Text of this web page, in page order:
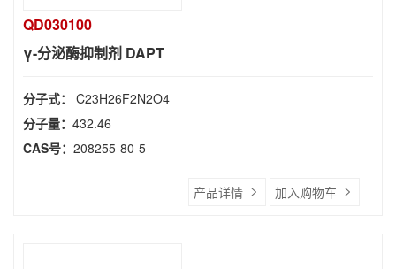
QD030100
γ-分泌酶抑制剂 DAPT
分子式： C23H26F2N2O4
分子量： 432.46
CAS号： 208255-80-5
产品详情 加入购物车